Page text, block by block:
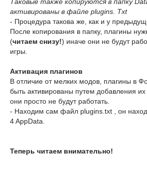
активированы в файле plugins. Txt
- Процедура такова же, как и у
После копирования в папку, плагины
(читаем снизу!) иначе они не будут
игры.
Активация плагинов
В отличие от мелких модов, плагины в
быть активированы путем добавления
они просто не будут работать.
- Находим сам файл plugins.txt , он
4 AppData.
Теперь читаем внимательно!